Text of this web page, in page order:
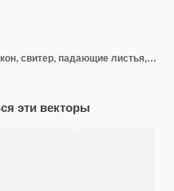
Векторный набор осенних икон, свитер, падающие листья, уютная еда, свечи, книга и милый ежик, коллекция записок с элементами осеннего сезона, яркий фон для сбора урожая
эти векторы